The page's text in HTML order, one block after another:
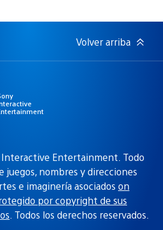
Volver arriba
Entertainment. Todo
nombres y direcciones
e imaginería asociados on
por copyright de sus
. Todos los derechos reservados.